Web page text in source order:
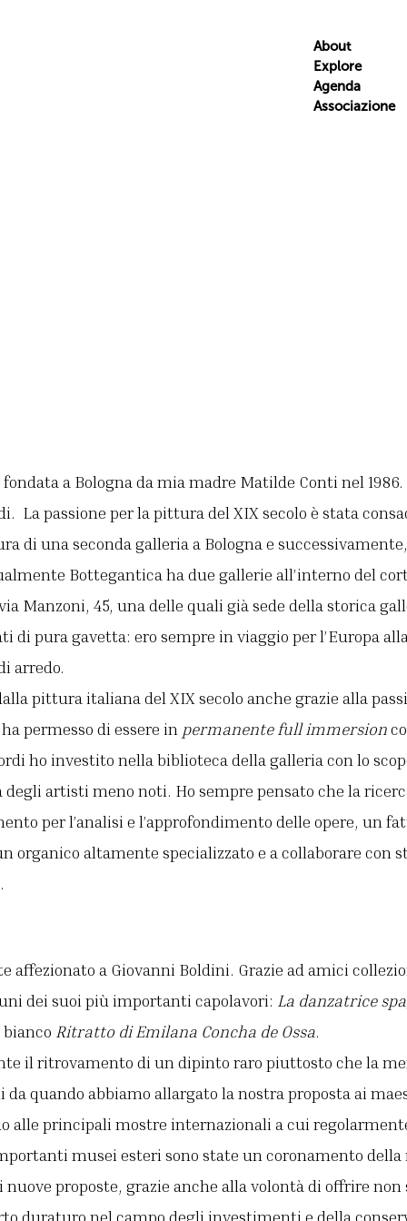
About
Explore
Agenda
Associazione
a Bologna da mia madre Matilde Conti nel 1986.
La passione per la pittura del XIX secolo è stata
di una seconda galleria a Bologna e
Bottegantica ha due gallerie all’interno del
Manzoni, 45, una delle quali già sede della storica
di pura gavetta: ero sempre in viaggio per l’Europa
arredo.
pittura italiana del XIX secolo anche grazie alla
permesso di essere in permanente full immersion
ho investito nella biblioteca della galleria con lo
degli artisti meno noti. Ho sempre pensato che la
per l’analisi e l’approfondimento delle opere, un
organico altamente specializzato e a collaborare con
affezionato a Giovanni Boldini. Grazie ad amici
dei suoi più importanti capolavori: La danzatrice
Ritratto di Emilana Concha de Ossa.
il ritrovamento di un dipinto raro piuttosto che la
quando abbiamo allargato la nostra proposta ai
alle principali mostre internazionali a cui
musei esteri sono state un coronamento
nuove proposte, grazie anche alla volontà di offrire
duraturo nel campo degli investimenti e della